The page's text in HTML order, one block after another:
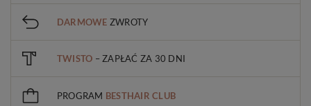
DARMOWE ZWROTY
TWISTO – ZAPŁAĆ ZA 30 DNI
PROGRAM BESTHAIR CLUB